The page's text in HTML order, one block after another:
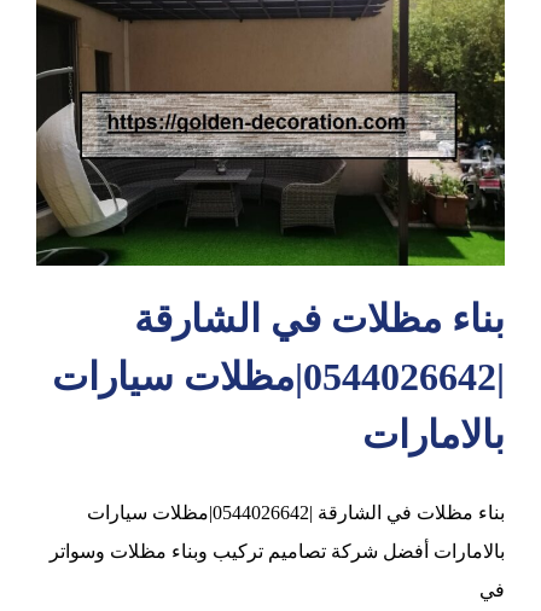
عجمان
بناء مظلات في الشارقة
|0544026642|مظلات سيارات
بالامارات
بناء مظلات في الشارقة |0544026642|مظلات سيارات
بالامارات أفضل شركة تصاميم تركيب وبناء مظلات وسواتر
في